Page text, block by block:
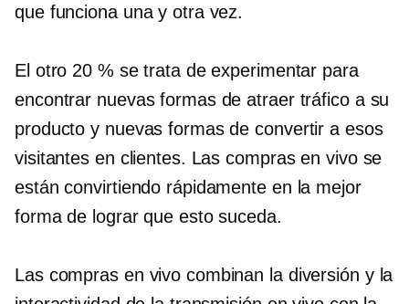
que funciona una y otra vez.
El otro 20 % se trata de experimentar para
encontrar nuevas formas de atraer tráfico a su
producto y nuevas formas de convertir a esos
visitantes en clientes. Las compras en vivo se
están convirtiendo rápidamente en la mejor
forma de lograr que esto suceda.
Las compras en vivo combinan la diversión y la